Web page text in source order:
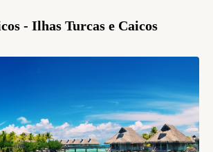
- Ilhas Turcas e Caicos